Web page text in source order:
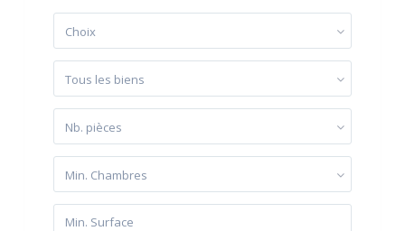
Choix
Tous les biens
Nb. pièces
Min. Chambres